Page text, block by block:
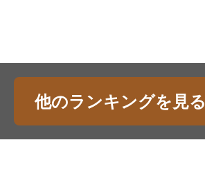
他のランキングを見る